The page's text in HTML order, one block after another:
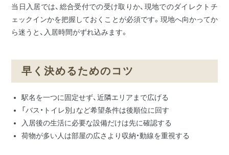
当日入居では、総合受付での受け取りか、現地でのダイレクトチ
ェックインかを把握しておくことが必須です。現地へ向かってか
ら迷うと、入居時間がずれ込みます。
早く決めるためのコツ
駅名を一つに固定せず、近隣エリアまで広げる
「バス・トイレ別」など希望条件は後順位に回す
入居後の生活に必要な設備だけは先に確認する
荷物が多い人は部屋の広さより収納・動線を重視する